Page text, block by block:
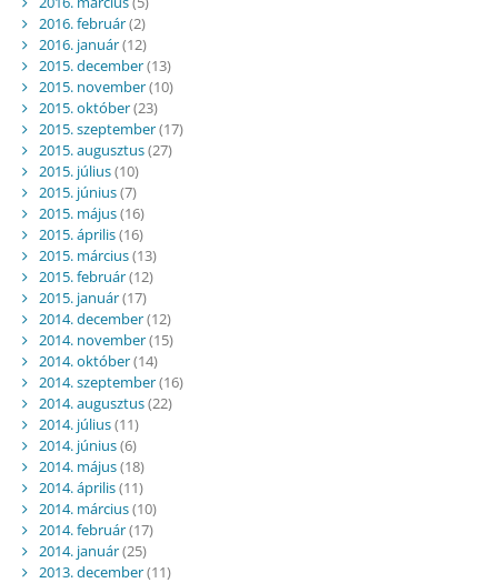
2016. február(2)
2016. január(12)
2015. december(13)
2015. november(10)
2015. október(23)
2015. szeptember(17)
2015. augusztus(27)
2015. július(10)
2015. június(7)
2015. május(16)
2015. április(16)
2015. március(13)
2015. február(12)
2015. január(17)
2014. december(12)
2014. november(15)
2014. október(14)
2014. szeptember(16)
2014. augusztus(22)
2014. július(11)
2014. június(6)
2014. május(18)
2014. április(11)
2014. március(10)
2014. február(17)
2014. január(25)
2013. december(11)